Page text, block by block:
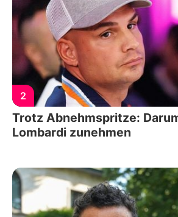
2
Trotz Abnehmspritze:
Lombardi zunehmen